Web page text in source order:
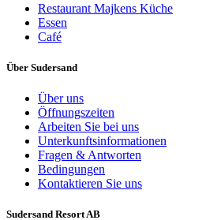
Restaurant Majkens Küche
Essen
Café
Über Sudersand
Über uns
Öffnungszeiten
Arbeiten Sie bei uns
Unterkunftsinformationen
Fragen & Antworten
Bedingungen
Kontaktieren Sie uns
Sudersand Resort AB